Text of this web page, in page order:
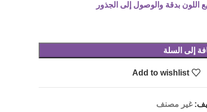
اللون بدقة والوصول إلى الجذور
إلى السلة
Add to wishlist
غير مصنف